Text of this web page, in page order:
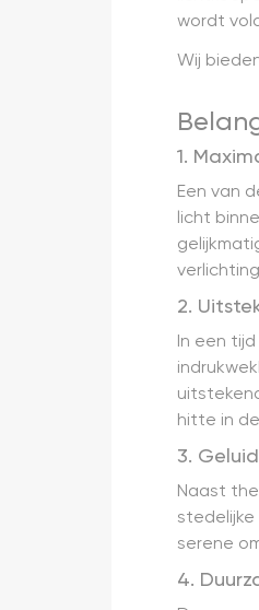
wordt
Wij
1.
Een van
licht
2.
In een
hitte in
3.
Naast
stedelijke
serene
4.